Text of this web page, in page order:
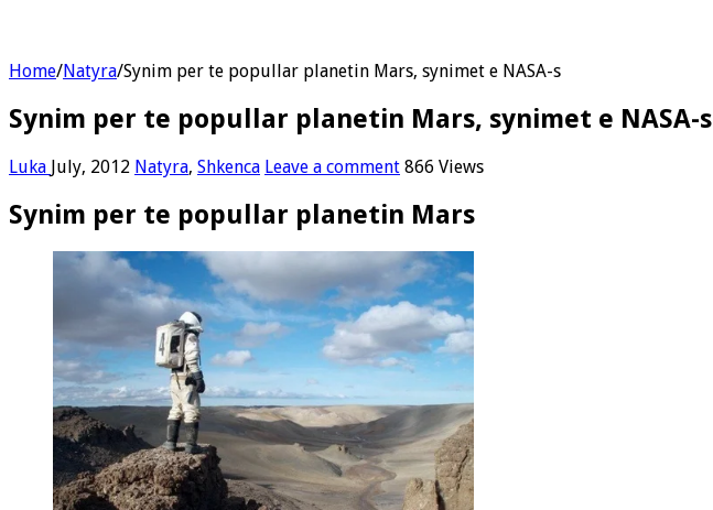
Home/Natyra/Synim per te popullar planetin Mars, synimet e NASA-s
Synim per te popullar planetin Mars, synimet e NASA-s
Luka July, 2012 Natyra, Shkenca Leave a comment 866 Views
Synim per te popullar planetin Mars